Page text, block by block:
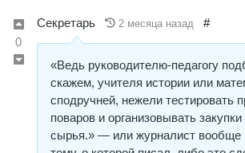
0
Секретарь 2 месяца назад #
«Ведь руководителю-педагогу
скажем, учителя истории или
сподручней, нежели тестировать
поваров и организовывать
сырья.» — или журналист вообще